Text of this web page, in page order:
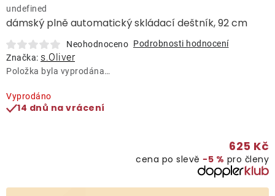
Doplňky
Deštníky
dámský plně automatický skládací deštník, 92 cm
undefined
Neohodnoceno Podrobnosti hodnocení
Značka: s.Oliver
Položka byla vyprodána…
Vyprodáno
14 dnů na vrácení
625 Kč
cena po slevě −5 % pro členy